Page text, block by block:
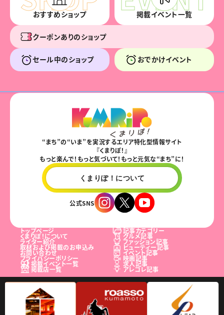
おすすめショップ 掲載イベント一覧
クーポンありのショップ
セール中のショップ おでかけイベント
“まち”の“いま”を実況するエリア特化型情報サイト
『くまりぽ！』
もっと楽んで！もっと気づいて！もっと元気な“まち”に！
くまりぽ！について
公式SNS
トップページ 記事カテゴリー
くまりぽ！について グルメ記事
ライター紹介 ファッション記事
取材および掲載のお申込み ビューティー記事
お問い合わせ イベント記事
プライバシーポリシー 映画記事
掲載イベント一覧 求人記事
掲載店一覧 アレコレ記事